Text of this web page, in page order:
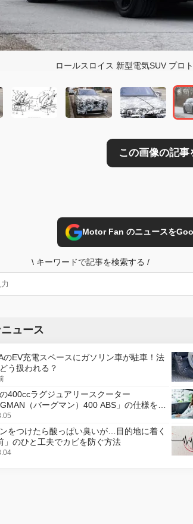
ロールスロイス 新型電気SUV プロ
この画像の記事を読む
Motor Fan のニュースを
\ キーワードで記事を検索する /
ュース
のEV充電スペースにガソリン車が駐車！法
う扱われる？
400ccラグジュアリースクーター
（バーグマン）400 ABS」の仕様を変
月18日に発売
をつけたら酸っぱい臭いが…目的地に着く
」のひと工夫でカビを防ぐ方法